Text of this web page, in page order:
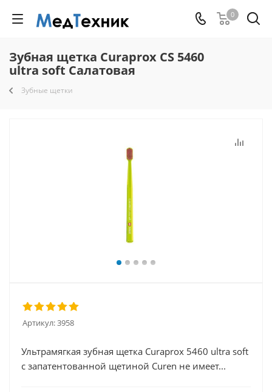
0
Зубная щетка Curaprox CS 5460
ultra soft Салатовая
Зубные щетки
Артикул:3958
Ультрамягкая зубная щетка Curaprox 5460 ultra soft
с запатентованной щетиной Curen не имеет...